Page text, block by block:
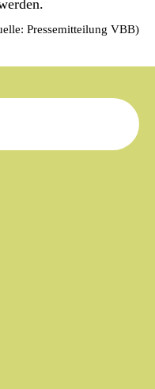
Pressemitteilung VBB)